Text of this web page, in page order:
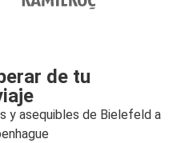
de tu
y asequibles de Bielefeld a